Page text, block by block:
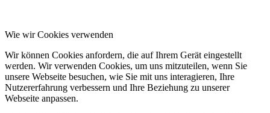
Wie wir Cookies verwenden
Wir können Cookies anfordern, die auf Ihrem Gerät eingestellt
werden. Wir verwenden Cookies, um uns mitzuteilen, wenn Sie
unsere Webseite besuchen, wie Sie mit uns interagieren, Ihre
Nutzererfahrung verbessern und Ihre Beziehung zu unserer
Webseite anpassen.